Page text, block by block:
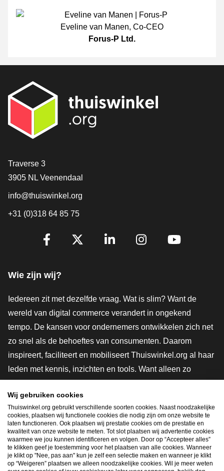
Eveline van Manen, Co-CEO
Forus-P Ltd.
Contact
Traverse 3
3905 NL Veenendaal
info@thuiswinkel.org
+31 (0)318 64 85 75
Volg je ons al?
Wie zijn wij?
Iedereen zit met dezelfde vraag. Wat is slim? Want de
wereld van digital commerce verandert in ongekend
tempo. De kansen voor ondernemers ontwikkelen zich net
zo snel als de behoeftes van consumenten. Daarom
inspireert, faciliteert en mobiliseert Thuiswinkel.org al haar
leden met kennis, inzichten en tools. Want alleen zo
innovatievere toekomst. Dus groei ook mee en maak
shoppen slimmer.
Lid worden
Snel navigeren
Wij gebruiken cookies
Thuiswinkel.org gebruikt verschillende soorten cookies. Naast noodzakelijke
cookies, plaatsen wij functionele cookies die nodig zijn om onze website te
laten functioneren. Ook plaatsen wij prestatie cookies om de prestatie en
kwaliteit van onze website te meten. Tot slot plaatsen wij advertentie cookies
waarmee we jou kunnen identificeren en volgen. Door op “Accepteer alles”
te klikken geef je toestemming voor het plaatsen van alle cookies. Wanneer
je klikt op "Nee, pas aan" kun je zelf een selectie maken en wanneer je klikt
op “Weigeren” plaatsen we alleen noodzakelijke cookies. Wil je meer weten